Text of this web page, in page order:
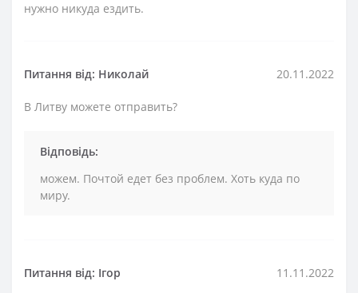
нужно никуда ездить.
Питання від: Николай 20.11.2022
В Литву можете отправить?
Відповідь:
можем. Почтой едет без проблем. Хоть куда по
миру.
Питання від: Ігор 11.11.2022